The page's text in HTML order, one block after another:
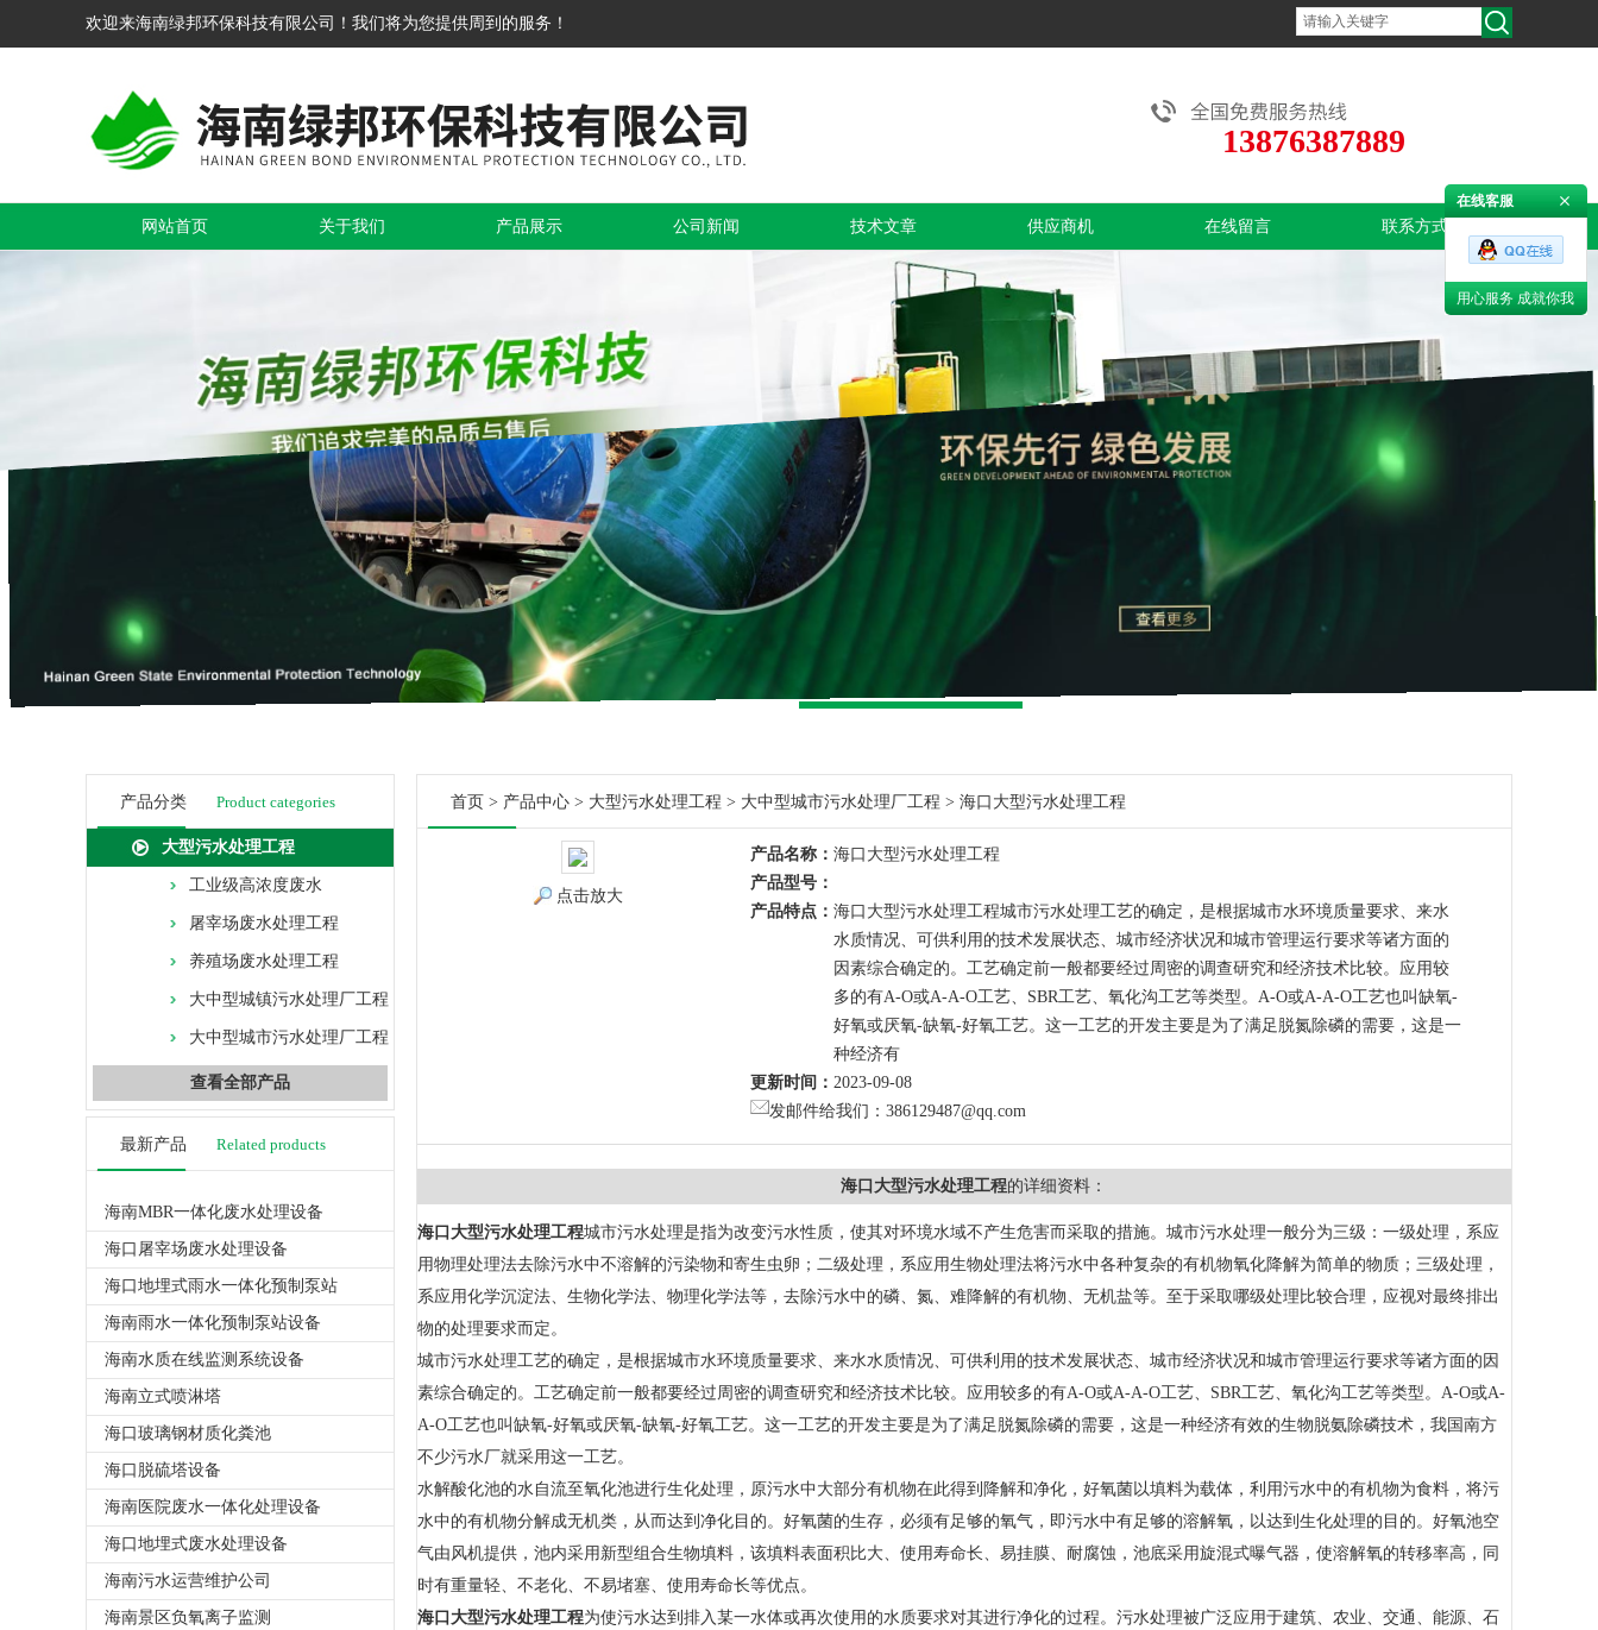
欢迎来海南绿邦环保科技有限公司！我们将为您提供周到的服务！
13876387889
网站首页 关于我们 产品展示 公司新闻 技术文章 供应商机 在线留言 联系方式
产品分类 Product categories
大型污水处理工程
工业级高浓度废水
屠宰场废水处理工程
养殖场废水处理工程
大中型城镇污水处理厂工程
大中型城市污水处理厂工程
查看全部产品
最新产品 Related products
海南MBR一体化废水处理设备
海口屠宰场废水处理设备
海口地埋式雨水一体化预制泵站
海南雨水一体化预制泵站设备
海南水质在线监测系统设备
海南立式喷淋塔
海口玻璃钢材质化粪池
海口脱硫塔设备
海南医院废水一体化处理设备
海口地埋式废水处理设备
海南污水运营维护公司
海南景区负氧离子监测
首页 > 产品中心 > 大型污水处理工程 > 大中型城市污水处理厂工程 > 海口大型污水处理工程
点击放大
产品名称： 海口大型污水处理工程
产品型号：
产品特点： 海口大型污水处理工程城市污水处理工艺的确定，是根据城市水环境质量要求、来水
水质情况、可供利用的技术发展状态、城市经济状况和城市管理运行要求等诸方面的
因素综合确定的。工艺确定前一般都要经过周密的调查研究和经济技术比较。应用较
多的有A-O或A-A-O工艺、SBR工艺、氧化沟工艺等类型。A-O或A-A-O工艺也叫缺氧-
好氧或厌氧-缺氧-好氧工艺。这一工艺的开发主要是为了满足脱氮除磷的需要，这是一
种经济有
更新时间： 2023-09-08
发邮件给我们：386129487@qq.com
海口大型污水处理工程的详细资料：
海口大型污水处理工程城市污水处理是指为改变污水性质，使其对环境水域不产生危害而采取的措施。城市污水处理一般分为三级：一级处理，系应
用物理处理法去除污水中不溶解的污染物和寄生虫卵；二级处理，系应用生物处理法将污水中各种复杂的有机物氧化降解为简单的物质；三级处理，
系应用化学沉淀法、生物化学法、物理化学法等，去除污水中的磷、氮、难降解的有机物、无机盐等。至于采取哪级处理比较合理，应视对最终排出
物的处理要求而定。
城市污水处理工艺的确定，是根据城市水环境质量要求、来水水质情况、可供利用的技术发展状态、城市经济状况和城市管理运行要求等诸方面的因
素综合确定的。工艺确定前一般都要经过周密的调查研究和经济技术比较。应用较多的有A-O或A-A-O工艺、SBR工艺、氧化沟工艺等类型。A-O或A-
A-O工艺也叫缺氧-好氧或厌氧-缺氧-好氧工艺。这一工艺的开发主要是为了满足脱氮除磷的需要，这是一种经济有效的生物脱氨除磷技术，我国南方
不少污水厂就采用这一工艺。
水解酸化池的水自流至氧化池进行生化处理，原污水中大部分有机物在此得到降解和净化，好氧菌以填料为载体，利用污水中的有机物为食料，将污
水中的有机物分解成无机类，从而达到净化目的。好氧菌的生存，必须有足够的氧气，即污水中有足够的溶解氧，以达到生化处理的目的。好氧池空
气由风机提供，池内采用新型组合生物填料，该填料表面积比大、使用寿命长、易挂膜、耐腐蚀，池底采用旋混式曝气器，使溶解氧的转移率高，同
时有重量轻、不老化、不易堵塞、使用寿命长等优点。
海口大型污水处理工程为使污水达到排入某一水体或再次使用的水质要求对其进行净化的过程。污水处理被广泛应用于建筑、农业、交通、能源、石
在线客服
用心服务 成就你我